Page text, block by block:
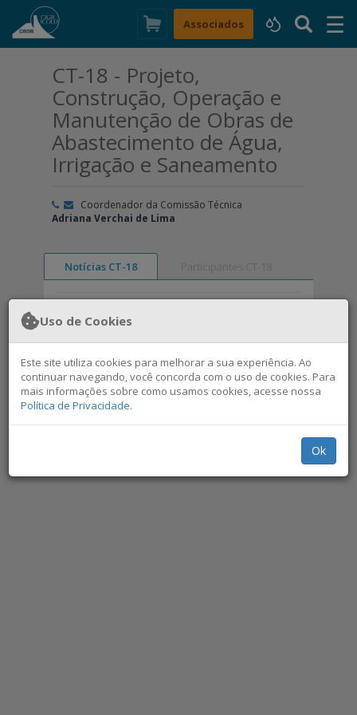
Associados ☰
×
CT-18 - Projeto,
Construção, Operação e
Manutenção de Obras de
Abastecimento de Água,
Irrigação e Saneamento
Coordenador da Comissão Técnica
Adriana Verchai de Lima
Notícias CT-18 Participantes CT-18
Nenhuma notícia
encontrada.
Uso de Cookies
Este site utiliza cookies para melhorar a sua experiência. Ao
continuar navegando, você concorda com o uso de cookies. Para
mais informações sobre como usamos cookies, acesse nossa
Política de Privacidade.
Ok